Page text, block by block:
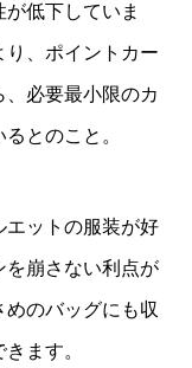
低下していま
、ポイントカー
、必要最小限のカ
とのこと。
エットの服装が好
を崩さない利点が
のバッグにも収
ます。